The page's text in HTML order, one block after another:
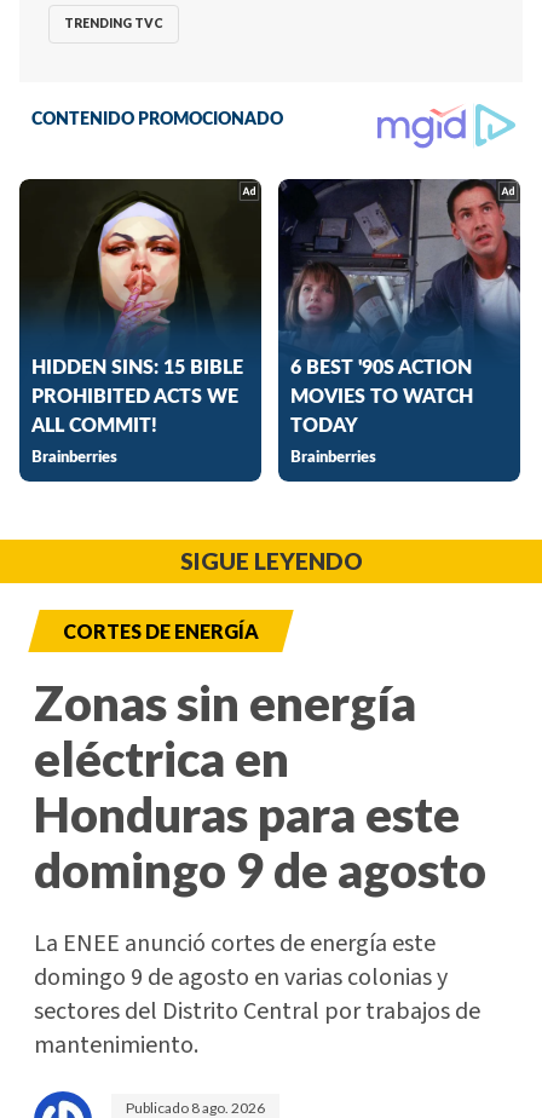
TRENDING TVC
SIGUE LEYENDO
CORTES DE ENERGÍA
Zonas sin energía
eléctrica en
Honduras para este
domingo 9 de agosto
La ENEE anunció cortes de energía este
domingo 9 de agosto en varias colonias y
sectores del Distrito Central por trabajos de
mantenimiento.
Publicado 8 ago. 2026